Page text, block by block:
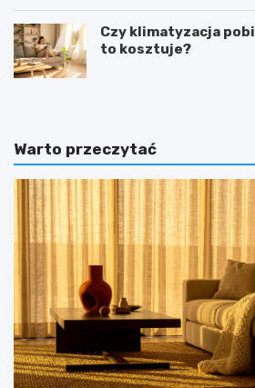
Czy klimatyzacja
to kosztuje?
Warto przeczytać